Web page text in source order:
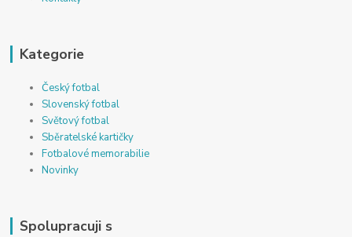
Kategorie
Český fotbal
Slovenský fotbal
Světový fotbal
Sběratelské kartičky
Fotbalové memorabilie
Novinky
Spolupracuji s